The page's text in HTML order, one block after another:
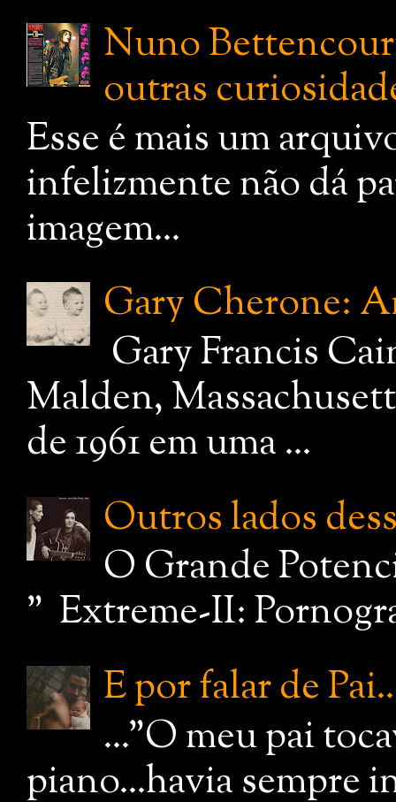
Nuno
outras
Esse é mais um
infelizmente não dá
imagem...
Gary Cherone:
Gary Francis
Malden,
de 1961 em uma ...
Outros lados
O Grande
" Extreme-II:
E por falar de
..."O meu pai
piano...havia sempre